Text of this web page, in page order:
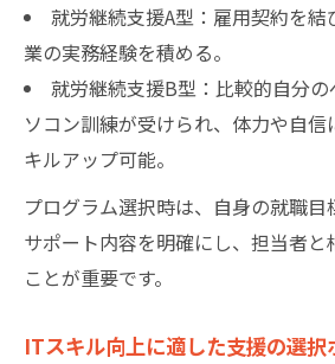
就労継続支援A型：雇用契約を
業の実務経験を積める。
就労継続支援B型：比較的自分
ソコン訓練が受けられ、体力や自
キルアップ可能。
プログラム選択時は、自身の就職目
サポート内容を明確にし、担当者と
ことが重要です。
ITスキル向上に適した支援の選択